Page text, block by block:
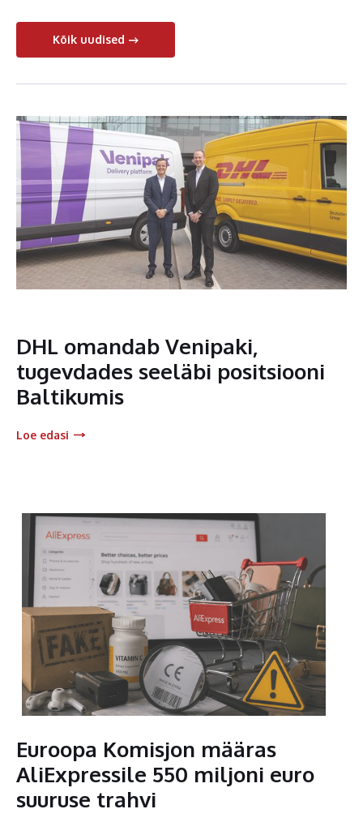
Kõik uudised
DHL omandab Venipaki,
tugevdades seeläbi positsiooni
Baltikumis
Loe edasi
Euroopa Komisjon määras
AliExpressile 550 miljoni euro
suuruse trahvi